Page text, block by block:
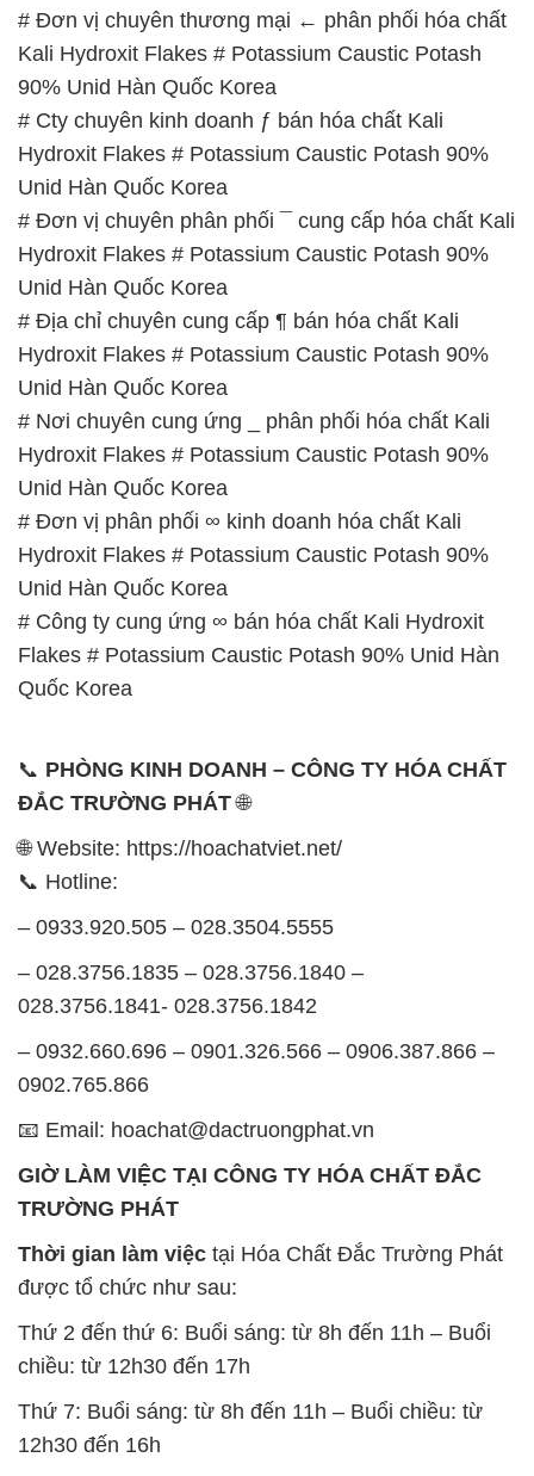
# Đơn vị chuyên thương mại ← phân phối hóa chất
Kali Hydroxit Flakes # Potassium Caustic Potash
90% Unid Hàn Quốc Korea
# Cty chuyên kinh doanh ƒ bán hóa chất Kali
Hydroxit Flakes # Potassium Caustic Potash 90%
Unid Hàn Quốc Korea
# Đơn vị chuyên phân phối ¯ cung cấp hóa chất Kali
Hydroxit Flakes # Potassium Caustic Potash 90%
Unid Hàn Quốc Korea
# Địa chỉ chuyên cung cấp ¶ bán hóa chất Kali
Hydroxit Flakes # Potassium Caustic Potash 90%
Unid Hàn Quốc Korea
# Nơi chuyên cung ứng _ phân phối hóa chất Kali
Hydroxit Flakes # Potassium Caustic Potash 90%
Unid Hàn Quốc Korea
# Đơn vị phân phối ∞ kinh doanh hóa chất Kali
Hydroxit Flakes # Potassium Caustic Potash 90%
Unid Hàn Quốc Korea
# Công ty cung ứng ∞ bán hóa chất Kali Hydroxit
Flakes # Potassium Caustic Potash 90% Unid Hàn
Quốc Korea
📞 PHÒNG KINH DOANH – CÔNG TY HÓA CHẤT
ĐẮC TRƯỜNG PHÁT🌐
🌐 Website: https://hoachatviet.net/
📞 Hotline:
– 0933.920.505 – 028.3504.5555
– 028.3756.1835 – 028.3756.1840 –
028.3756.1841- 028.3756.1842
– 0932.660.696 – 0901.326.566 – 0906.387.866 –
0902.765.866
📧 Email: hoachat@dactruongphat.vn
GIỜ LÀM VIỆC TẠI CÔNG TY HÓA CHẤT ĐẮC
TRƯỜNG PHÁT
Thời gian làm việc tại Hóa Chất Đắc Trường Phát
được tổ chức như sau:
Thứ 2 đến thứ 6: Buổi sáng: từ 8h đến 11h – Buổi
chiều: từ 12h30 đến 17h
Thứ 7: Buổi sáng: từ 8h đến 11h – Buổi chiều: từ
12h30 đến 16h